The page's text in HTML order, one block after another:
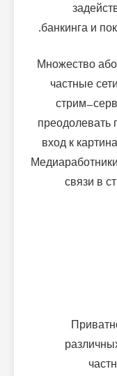
банкинга и
Множество
частные
стрим-
преодолевать
вход к
связи в